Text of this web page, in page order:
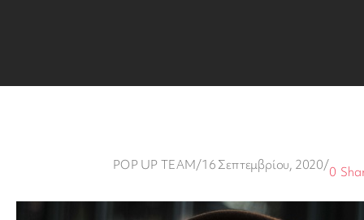
POP UP TEAM/16 Σεπτεμβρίου, 2020/0